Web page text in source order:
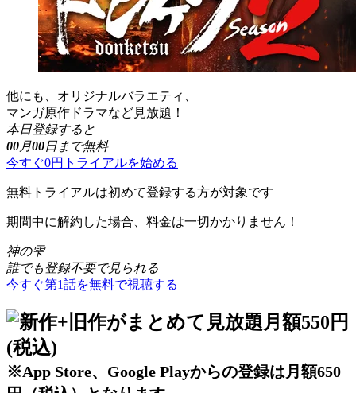
他にも、オリジナルバラエティ、
マンガ原作ドラマなど見放題！
本日登録すると
00月00日まで無料
今すぐ0円トライアルを始める
無料トライアルは初めて登録する方が対象です
期間中に解約した場合、料金は一切かかりません！
神の雫
誰でも登録不要で見られる
今すぐ第1話を無料で視聴する
※App Store、Google Playからの登録は月額650